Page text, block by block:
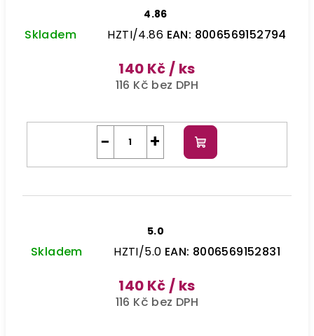
4.86
Skladem HZTI/4.86 EAN: 8006569152794
140 Kč / ks
116 Kč bez DPH
+
− Do
košíku
5.0
Skladem HZTI/5.0 EAN: 8006569152831
140 Kč / ks
116 Kč bez DPH